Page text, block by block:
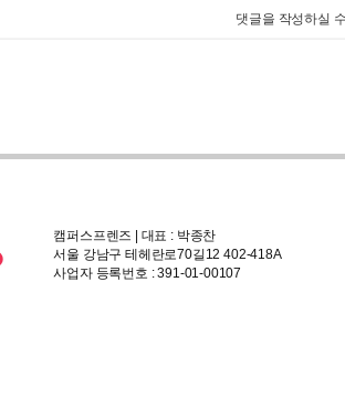
댓글을 작성하실
캠퍼스프렌즈 | 대표 : 박종찬
서울 강남구 테헤란로70길12 402-418A
사업자 등록번호 : 391-01-00107